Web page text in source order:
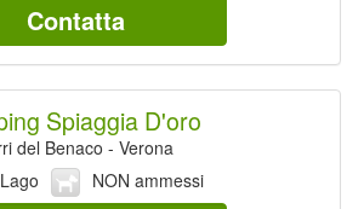
Contatta
Spiaggia D'oro
del Benaco - Verona
Lago
NON ammessi